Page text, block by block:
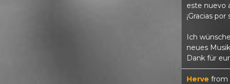
este nuevo
¡Gracias
Ich
neues
Dank für
Herve from